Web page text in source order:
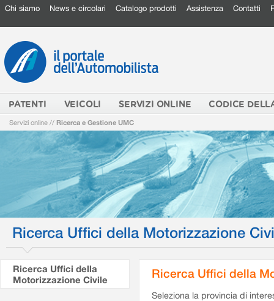
Chi siamo News e circolari Catalogo prodotti Assistenza Contatti
PATENTI VEICOLI SERVIZI ONLINE CODICE
Servizi online // Ricerca e Gestione UMC
Ricerca Uffici della Motorizzazione
Ricerca Uffici della
Motorizzazione Civile
Ricerca Uffici della
Seleziona la provincia di